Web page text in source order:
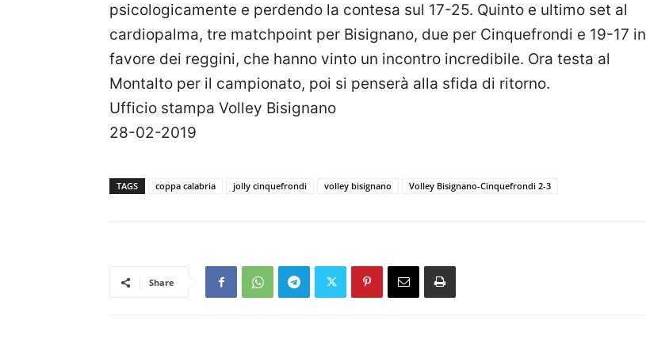
psicologicamente e perdendo la contesa sul 17-25. Quinto e ultimo set al
cardiopalma, tre matchpoint per Bisignano, due per Cinquefrondi e 19-17 in
favore dei reggini, che hanno vinto un incontro incredibile. Ora testa al
Montalto per il campionato, poi si penserà alla sfida di ritorno.
Ufficio stampa Volley Bisignano
28-02-2019
TAGS coppa calabria jolly cinquefrondi volley bisignano Volley Bisignano-Cinquefrondi 2-3
Share